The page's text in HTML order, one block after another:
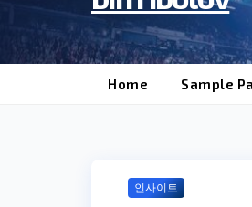
Home Sample
인사이트